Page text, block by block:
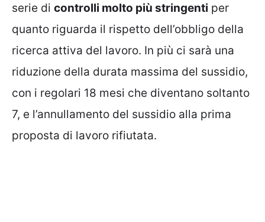
serie di controlli molto più stringenti per
quanto riguarda il rispetto dell’obbligo della
ricerca attiva del lavoro. In più ci sarà una
riduzione della durata massima del sussidio,
con i regolari 18 mesi che diventano soltanto
7, e l’annullamento del sussidio alla prima
proposta di lavoro rifiutata.